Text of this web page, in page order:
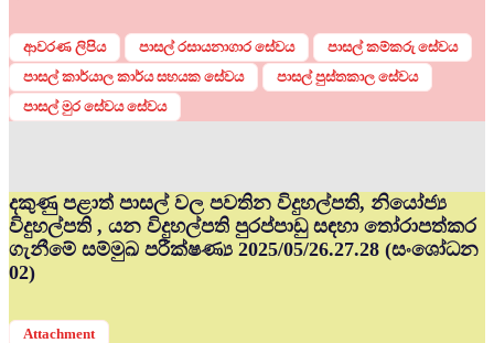
ආවරණ ලිපිය පාසල් රසායනාගාර සේවය
පාසල් කම්කරු සේවය
පාසල් කාර්යාල කාර්ය සහයක සේවය
පාසල් පුස්තකාල සේවය
පාසල් මුර සේවය සේවය
දකුණු පළාත් පාසල් වල පවතින විදුහල්පති, නියෝජ්‍ය
විදුහල්පති , යන විදුහල්පති පුරප්පාඩු සඳහා තෝරාපත්කර
ගැනීමේ සම්මුඛ පරීක්ෂණ්‍ය 2025/05/26.27.28 (සංශෝධන
02)
Attachment